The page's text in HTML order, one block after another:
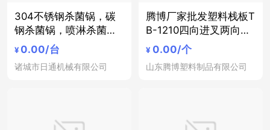
304不锈钢杀菌锅，碳
钢杀菌锅，喷淋杀菌
锅，玻璃瓶杀菌锅日通
机械厂家制造
¥ 0.00/台
诸城市日通机械有限公司
腾博厂家批发塑料栈板T
B-1210四向进叉两向进
叉全新料玻璃瓶易拉罐
行业专用
¥ 0.00/个
山东腾博塑料制品有限公司